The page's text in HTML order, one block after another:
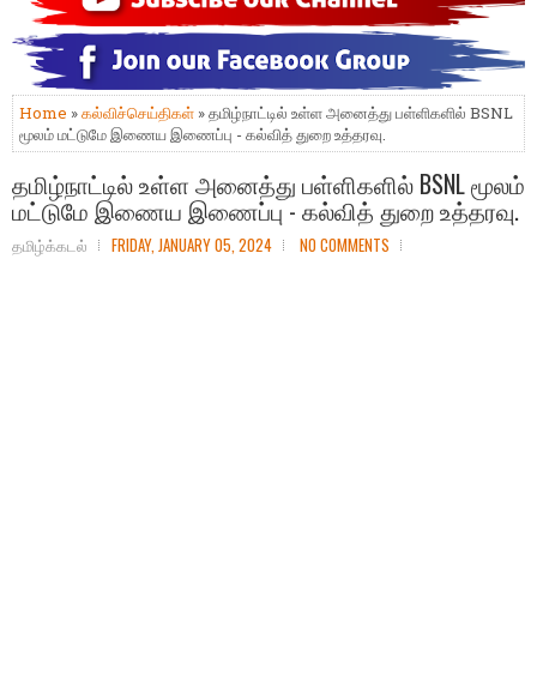
Home »கல்விச்செய்திகள் » தமிழ்நாட்டில் உள்ள அனைத்து பள்ளிகளில் BSNL
மூலம் மட்டுமே இணைய இணைப்பு - கல்வித் துறை உத்தரவு.
தமிழ்நாட்டில் உள்ள அனைத்து பள்ளிகளில் BSNL மூலம்
மட்டுமே இணைய இணைப்பு - கல்வித் துறை உத்தரவு.
தமிழ்க்கடல் FRIDAY, JANUARY 05, 2024 NO COMMENTS